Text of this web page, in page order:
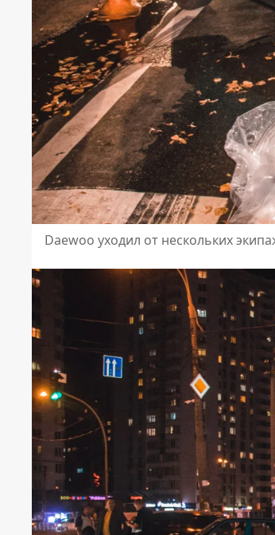
Daewoo уходил от нескольких